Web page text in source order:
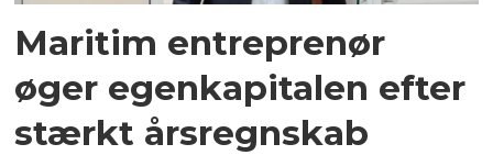
Maritim entreprenør
øger egenkapitalen efter
stærkt årsregnskab